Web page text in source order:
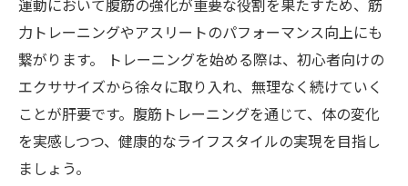
運動において腹筋の強化が重要な役割を果たすため、筋
力トレーニングやアスリートのパフォーマンス向上にも
繋がります。 トレーニングを始める際は、初心者向けの
エクササイズから徐々に取り入れ、無理なく続けていく
ことが肝要です。腹筋トレーニングを通じて、体の変化
を実感しつつ、健康的なライフスタイルの実現を目指し
ましょう。